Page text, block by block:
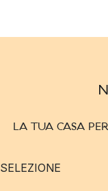
LA TUA CASA
SELEZIONE